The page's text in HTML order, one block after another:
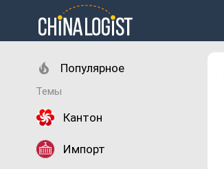
Популярное
Темы
Кантон
Импорт